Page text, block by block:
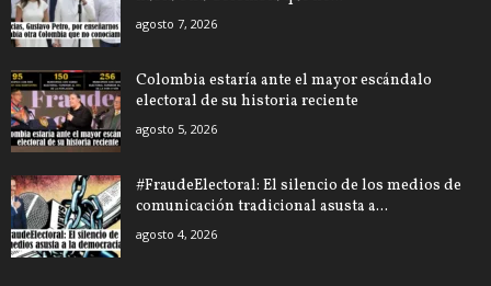
agosto 7, 2026
Colombia estaría ante el mayor escándalo
electoral de su historia reciente
agosto 5, 2026
#FraudeElectoral: El silencio de los medios de
comunicación tradicional asusta a...
agosto 4, 2026